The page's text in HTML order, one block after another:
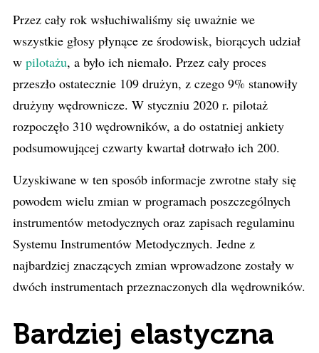
Przez cały rok wsłuchiwaliśmy się uważnie we
wszystkie głosy płynące ze środowisk, biorących udział
w pilotażu, a było ich niemało. Przez cały proces
przeszło ostatecznie 109 drużyn, z czego 9% stanowiły
drużyny wędrownicze. W styczniu 2020 r. pilotaż
rozpoczęło 310 wędrowników, a do ostatniej ankiety
podsumowującej czwarty kwartał dotrwało ich 200.
Uzyskiwane w ten sposób informacje zwrotne stały się
powodem wielu zmian w programach poszczególnych
instrumentów metodycznych oraz zapisach regulaminu
Systemu Instrumentów Metodycznych. Jedne z
najbardziej znaczących zmian wprowadzone zostały w
dwóch instrumentach przeznaczonych dla wędrowników.
Bardziej elastyczna